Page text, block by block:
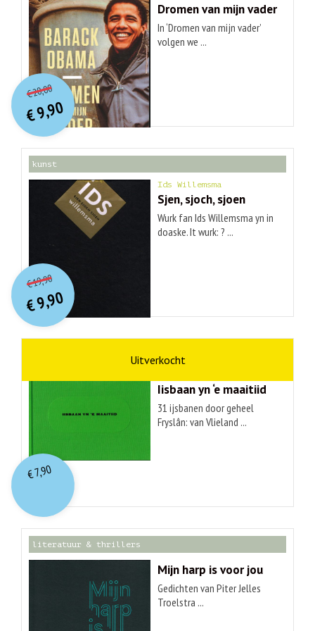
Dromen van mijn vader
In ‘Dromen van mijn vader’
volgen we ...
€20,00O
orspr
onkelijke
prijs
was:
€ 20,00.
€9,90
Huidige
prijs
is:
€ 9,90.
kunst
Ids Willemsma
Sjen, sjoch, sjoen
Wurk fan Ids Willemsma yn in
doaske. It wurk: ? ...
€19,90O
orspr
onkelijke
prijs
was:
€ 19,90.
€9,90
Huidige
prijs
is:
€ 9,90.
Iisbaan yn ‘e maaitiid
31 ijsbanen door geheel
Fryslân: van Vlieland ...
€7,90
literatuur & thrillers
Mijn harp is voor jou
Gedichten van Piter Jelles
Troelstra ...